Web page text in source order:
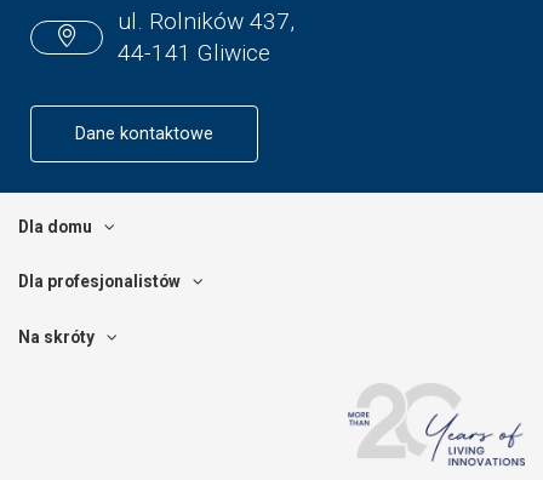
ul. Rolników 437,
44-141 Gliwice
Dane kontaktowe
Dla domu
Dla profesjonalistów
Na skróty